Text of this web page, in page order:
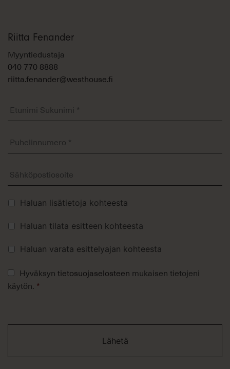
Riitta Fenander
Myyntiedustaja
040 770 8888
riitta.fenander@westhouse.fi
Sukunimi
*
*
Lisävalinnat
Haluan lisätietoja kohteesta
Haluan tilata esitteen kohteesta
Haluan varata esittelyajan kohteesta
Tietosuojaseloste
*
Hyväksyn tietosuojaselosteen mukaisen tietojeni
käytön. *